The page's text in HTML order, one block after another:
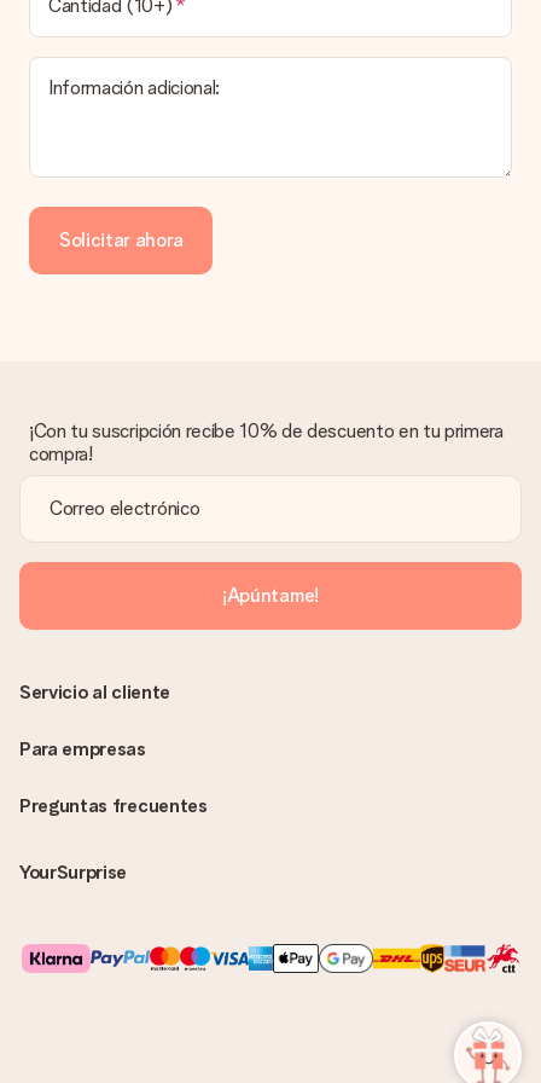
El tiempo de entrega se puede encontrar en la página del
producto del regalo.
¿Cómo puedo pagar mi pedido?
de crédito o transferencia bancaria. En caso de elegir
transferencia bancaria, ten en cuenta 3 días adicionales para la
entrega de tu regalo.
asunto contigo. Ponte en contacto con nuestro equipo de
atención al cliente por teléfono, correo electrónico o chat y
buscaremos una solución adecuada para ti.
¿Se envía la factura junto con el pedido?
La factura y cualquier otra información relativa a tu regalo se
enviará únicamente por correo electrónico. El regalo se enviará
sin ninguna información adicional Así, evitaremos que la
persona que recibe el regalo la vea. ¡No le enviaremos nada
más que su increíble regalo! ¿Quieres que sepa quién se lo
Cantidad (10+)
Información adicional:
Solicitar ahora
¡Con tu suscripción recibe 10% de descuento en tu primera
compra!
¡Apúntame!
Preguntas frecuentes
YourSurprise
Servicio al cliente
Para empresas